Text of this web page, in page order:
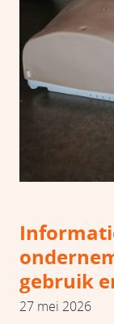
gebruik
27 mei 2026